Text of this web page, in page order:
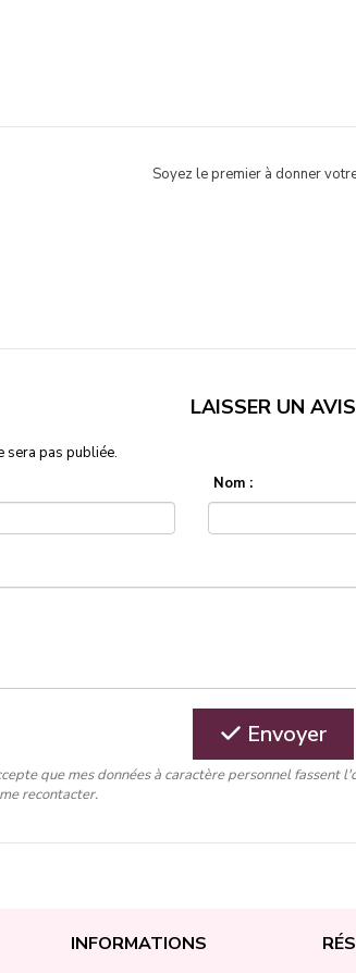
Soyez le premier à donner
LAISSER UN AVIS
sera pas publiée.
Nom :
Envoyer
que mes données à caractère personnel
recontacter.
INFORMATIONS